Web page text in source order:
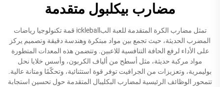
مضارب بيكلبول متقدمة
تمثل مضارب الكرة المتقدمة للعبة البickleball قمة تكنولوجيا رياضات
المضرب الحديثة، حيث تجمع بين مواد مبتكرة وهندسة دقيقة وتصميم يركز
على الأداء لرفع الحافة التنافسية للاعبين. وتتضمن هذه المعدات المتطورة
مواد مركبة حديثة، مثل أسطح من ألياف الكربون، وأسس خلايا نحل
بوليمرية، وتعزيزات من الجرافيت توفر قوة استثنائية، وتحكّمًا ومتانة عالية.
تتمحور الوظائف الرئيسية لمضارب البكليبال المتقدمة حول تحسين استجابة